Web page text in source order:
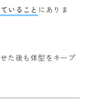
いること にありま
た後も体型をキープ